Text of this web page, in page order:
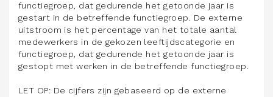
functiegroep, dat gedurende het getoonde jaar is
gestart in de betreffende functiegroep. De externe
uitstroom is het percentage van het totale aantal
medewerkers in de gekozen leeftijdscategorie en
functiegroep, dat gedurende het getoonde jaar is
gestopt met werken in de betreffende functiegroep.
LET OP: De cijfers zijn gebaseerd op de externe